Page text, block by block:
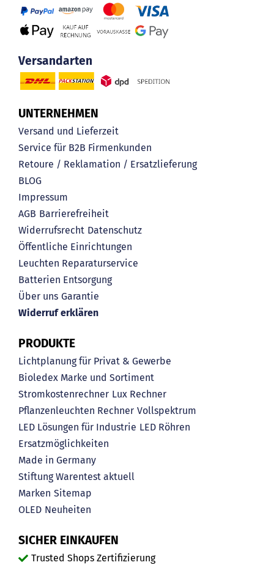
Versandarten
UNTERNEHMEN
Versand und Lieferzeit
Service für B2B Firmenkunden
Retoure / Reklamation / Ersatzlieferung
BLOG
Impressum
AGB Barrierefreiheit
Widerrufsrecht Datenschutz
Öffentliche Einrichtungen
Leuchten Reparaturservice
Batterien Entsorgung
Über uns Garantie
Widerruf erklären
PRODUKTE
Lichtplanung für Privat & Gewerbe
Bioledex Marke und Sortiment
Stromkostenrechner Lux Rechner
Pflanzenleuchten Rechner Vollspektrum
LED Lösungen für Industrie LED Röhren
Ersatzmöglichkeiten
Made in Germany
Stiftung Warentest aktuell
Marken Sitemap
OLED Neuheiten
SICHER EINKAUFEN
Trusted Shops Zertifizierung